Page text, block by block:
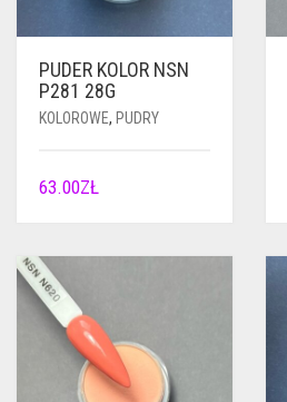
PUDER KOLOR NSN
P281 28G
KOLOROWE, PUDRY
63.00ZŁ